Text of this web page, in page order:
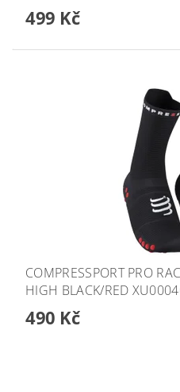
499 Kč
COMPRESSPORT PRO
HIGH BLACK/RED
490 Kč